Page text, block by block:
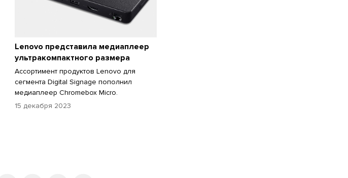
Lenovo представила медиаплеер
ультракомпактного размера
Ассортимент продуктов Lenovo для
сегмента Digital Signage пополнил
медиаплеер Chromebox Micro.
15 декабря 2023